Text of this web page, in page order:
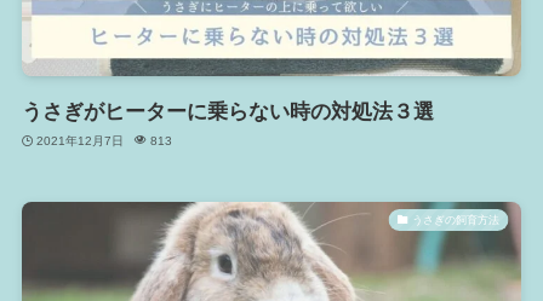
うさぎがヒーターに乗らない時の対処法３選
2021年12月7日 813
うさぎの飼育方法